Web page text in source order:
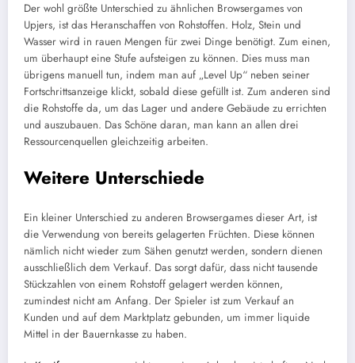
Der wohl größte Unterschied zu ähnlichen Browsergames von
Upjers, ist das Heranschaffen von Rohstoffen. Holz, Stein und
Wasser wird in rauen Mengen für zwei Dinge benötigt. Zum einen,
um überhaupt eine Stufe aufsteigen zu können. Dies muss man
übrigens manuell tun, indem man auf „Level Up“ neben seiner
Fortschrittsanzeige klickt, sobald diese gefüllt ist. Zum anderen sind
die Rohstoffe da, um das Lager und andere Gebäude zu errichten
und auszubauen. Das Schöne daran, man kann an allen drei
Ressourcenquellen gleichzeitig arbeiten.
Weitere Unterschiede
Ein kleiner Unterschied zu anderen Browsergames dieser Art, ist
die Verwendung von bereits gelagerten Früchten. Diese können
nämlich nicht wieder zum Sähen genutzt werden, sondern dienen
ausschließlich dem Verkauf. Das sorgt dafür, dass nicht tausende
Stückzahlen von einem Rohstoff gelagert werden können,
zumindest nicht am Anfang. Der Spieler ist zum Verkauf an
Kunden und auf dem Marktplatz gebunden, um immer liquide
Mittel in der Bauernkasse zu haben.